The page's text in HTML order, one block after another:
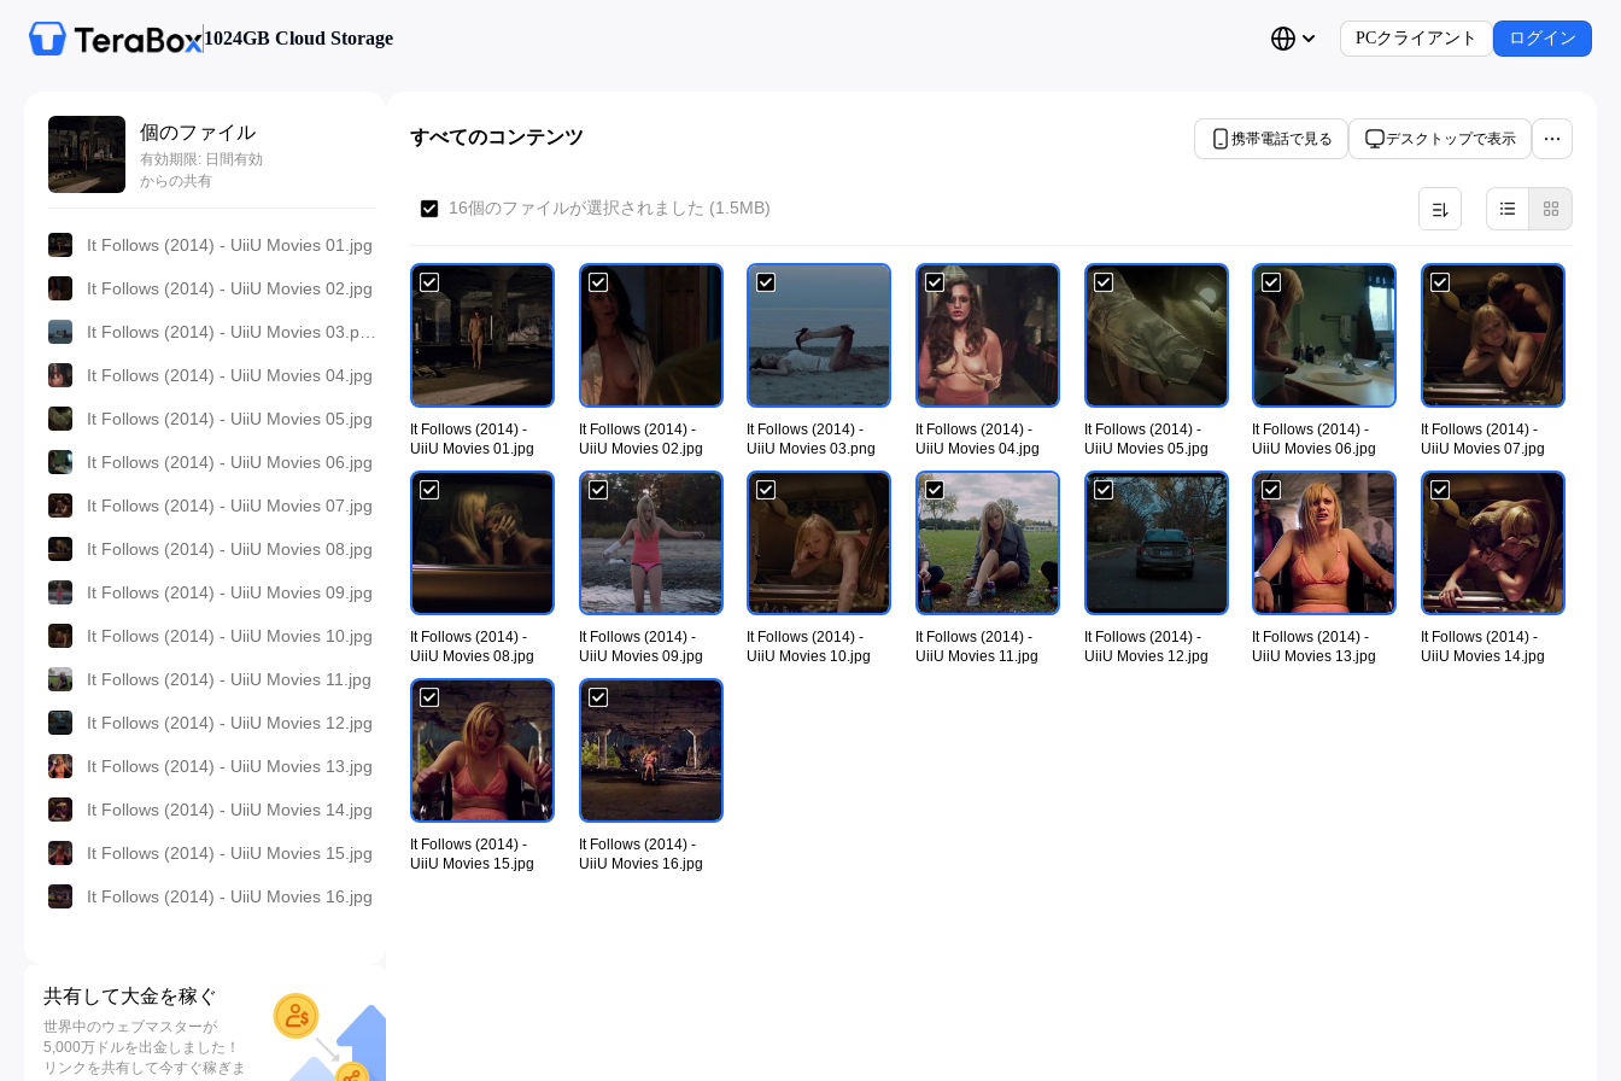
1024GB Cloud Storage PCクライアント ログイン
個のファイル
有効期限: 日間有効
からの共有
It Follows (2014) - UiiU Movies 01.jpg
It Follows (2014) - UiiU Movies 02.jpg
It Follows (2014) - UiiU Movies 04.jpg
It Follows (2014) - UiiU Movies 05.jpg
It Follows (2014) - UiiU Movies 06.jpg
It Follows (2014) - UiiU Movies 07.jpg
It Follows (2014) - UiiU Movies 08.jpg
It Follows (2014) - UiiU Movies 09.jpg
It Follows (2014) - UiiU Movies 10.jpg
It Follows (2014) - UiiU Movies 11.jpg
It Follows (2014) - UiiU Movies 12.jpg
It Follows (2014) - UiiU Movies 13.jpg
It Follows (2014) - UiiU Movies 14.jpg
It Follows (2014) - UiiU Movies 15.jpg
It Follows (2014) - UiiU Movies 16.jpg
共有して大金を稼ぐ
世界中のウェブマスターが
5,000万ドルを出金しました！
リンクを共有して今すぐ稼ぎま
すべてのコンテンツ 携帯電話で見る デスクトップで表示
16個のファイルが選択されました (1.5MB)
It Follows (2014) -
UiiU Movies 01.jpg
It Follows (2014) -
UiiU Movies 02.jpg
It Follows (2014) -
UiiU Movies 03.png
It Follows (2014) -
UiiU Movies 04.jpg
It Follows (2014) -
UiiU Movies 05.jpg
It Follows (2014) -
UiiU Movies 06.jpg
It Follows (2014) -
UiiU Movies 07.jpg
It Follows (2014) -
UiiU Movies 08.jpg
It Follows (2014) -
UiiU Movies 09.jpg
It Follows (2014) -
UiiU Movies 10.jpg
It Follows (2014) -
UiiU Movies 11.jpg
It Follows (2014) -
UiiU Movies 12.jpg
It Follows (2014) -
UiiU Movies 13.jpg
It Follows (2014) -
UiiU Movies 14.jpg
It Follows (2014) -
UiiU Movies 15.jpg
It Follows (2014) -
UiiU Movies 16.jpg